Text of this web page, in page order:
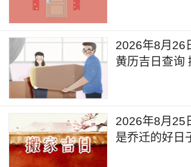
2026年8月26
黄历吉日查询
2026年8月25
是乔迁的好日